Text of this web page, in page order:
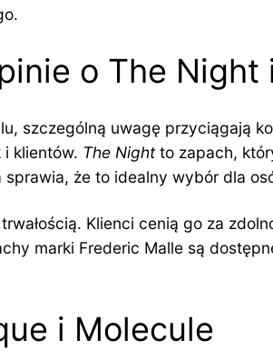
o The Night
szczególną uwagę przyciągają
i klientów. The Night to zapach,
sprawia, że to idealny wybór dla
Klienci cenią go za
marki Frederic Malle są
i Molecule